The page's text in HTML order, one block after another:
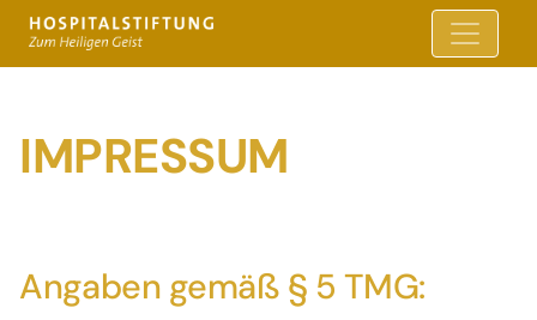
IMPRESSUM
Angaben gemäß § 5 TMG: